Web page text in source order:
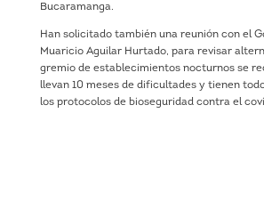
Bucaramanga.
Han solicitado también una reunión con el
Muaricio Aguilar Hurtado, para revisar
gremio de establecimientos nocturnos se
llevan 10 meses de dificultades y tienen
los protocolos de bioseguridad contra el